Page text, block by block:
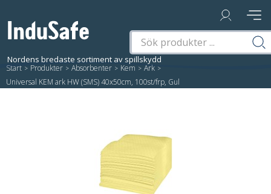
Start / Produkter / Absorbenter / Kem / Ark /
Universal KEM ark HW (SMS) 40x50cm, 100st/frp, Gul